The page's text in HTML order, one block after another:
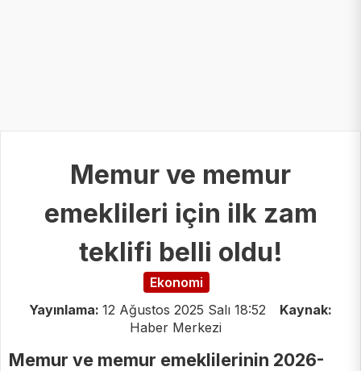
Memur ve memur
emeklileri için ilk zam
teklifi belli oldu!
Ekonomi
Yayınlama: 12 Ağustos 2025 Salı 18:52
Kaynak:
Haber Merkezi
Memur ve memur emeklilerinin 2026-